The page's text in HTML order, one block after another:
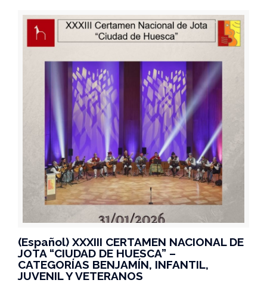
(Español) XXXIII CERTAMEN NACIONAL DE
JOTA “CIUDAD DE HUESCA” –
CATEGORÍAS BENJAMÍN, INFANTIL,
JUVENIL Y VETERANOS